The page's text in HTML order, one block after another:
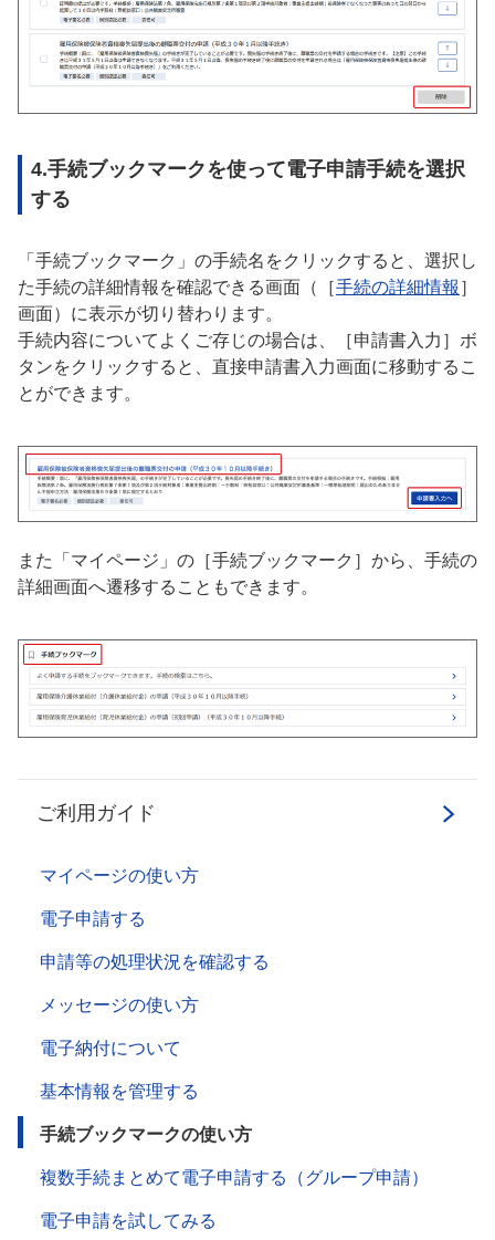
4.手続ブックマークを使って電子申請手続を選択
する
「手続ブックマーク」の手続名をクリックすると、選択し
た手続の詳細情報を確認できる画面（［手続の詳細情報 ］
画面）に表示が切り替わります。
手続内容についてよくご存じの場合は、［申請書入力］ボ
タンをクリックすると、直接申請書入力画面に移動するこ
とができます。
また「マイページ」の［手続ブックマーク］から、手続の
詳細画面へ遷移することもできます。
ご利用ガイド
マイページの使い方
電子申請する
申請等の処理状況を確認する
メッセージの使い方
電子納付について
基本情報を管理する
手続ブックマークの使い方
複数手続まとめて電子申請する（グループ申請）
電子申請を試してみる